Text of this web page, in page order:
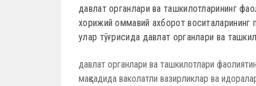
давлат органлари ва ташкилотларининг
хорижий оммавий ахборот воситаларининг
улар тўғрисида давлат органлари ва
давлат органлари ва ташкилотлари
мақсадида ваколатли вазирликлар ва